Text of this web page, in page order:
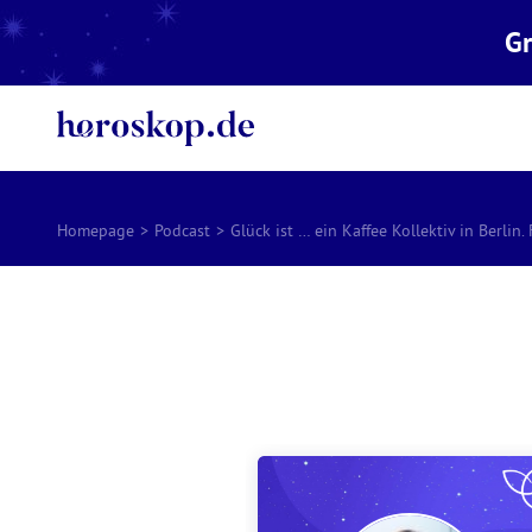
Homepage > Podcast > Glück ist … ein Kaffee Kollektiv in Berlin.